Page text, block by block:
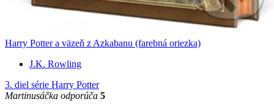
Harry Potter a väzeň z Azkabanu (farebná oriezka)
J.K. Rowling
3. diel série Harry Potter
Martinusáčka odporúča 5